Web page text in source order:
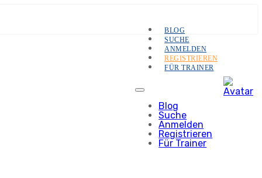
BLOG
SUCHE
ANMELDEN
REGISTRIEREN
FÜR TRAINER
Blog
Suche
Anmelden
Registrieren
Für Trainer